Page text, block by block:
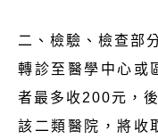
二、檢驗、檢查部
轉診至醫學中心或
者最多收200元，
該二類醫院，將收